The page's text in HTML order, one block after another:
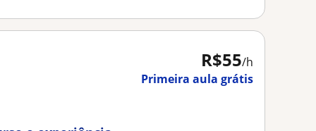
R$55/h
Primeira aula grátis